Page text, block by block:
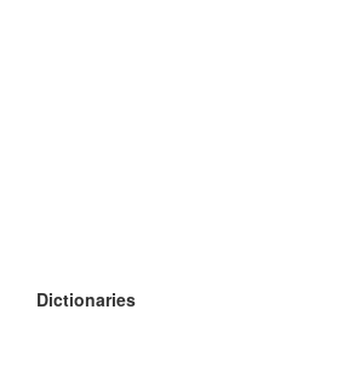
Dictionaries